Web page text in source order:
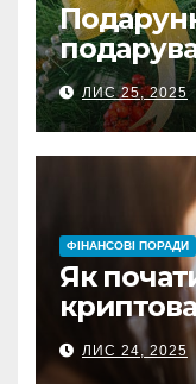
Польщі
ЛИС 25, 2025
ФІНАНСОВІ ПОРАДИ
Як
знати
ЛИС 24, 2025